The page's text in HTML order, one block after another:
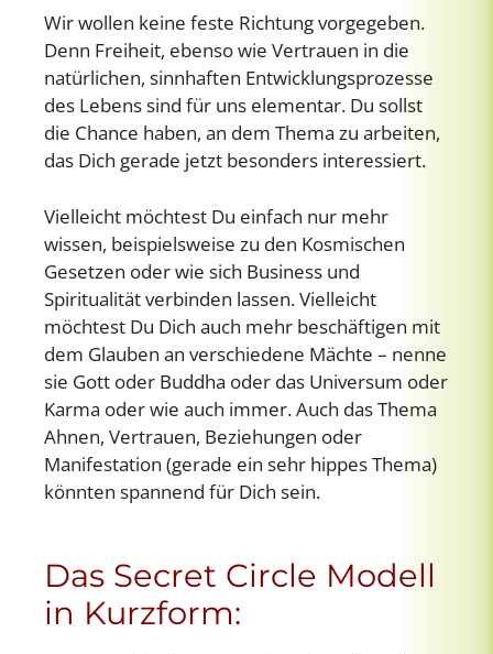
Wir wollen keine feste Richtung vorgegeben.
Denn Freiheit, ebenso wie Vertrauen in die
natürlichen, sinnhaften Entwicklungsprozesse
des Lebens sind für uns elementar. Du sollst
die Chance haben, an dem Thema zu arbeiten,
das Dich gerade jetzt besonders interessiert.
Vielleicht möchtest Du einfach nur mehr
wissen, beispielsweise zu den Kosmischen
Gesetzen oder wie sich Business und
Spiritualität verbinden lassen. Vielleicht
möchtest Du Dich auch mehr beschäftigen mit
dem Glauben an verschiedene Mächte – nenne
sie Gott oder Buddha oder das Universum oder
Karma oder wie auch immer. Auch das Thema
Ahnen, Vertrauen, Beziehungen oder
Manifestation (gerade ein sehr hippes Thema)
könnten spannend für Dich sein.
Das Secret Circle Modell
in Kurzform: